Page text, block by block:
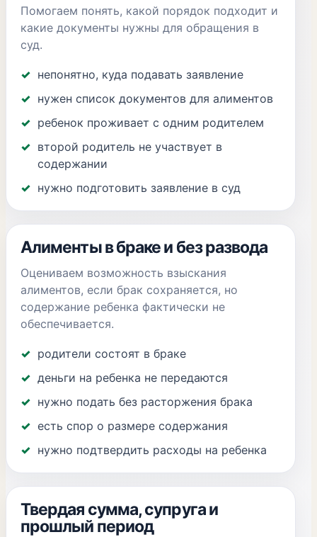
Помогаем понять, какой порядок подходит и
какие документы нужны для обращения в
суд.
непонятно, куда подавать заявление
нужен список документов для алиментов
ребенок проживает с одним родителем
второй родитель не участвует в
содержании
нужно подготовить заявление в суд
Алименты в браке и без развода
Оцениваем возможность взыскания
алиментов, если брак сохраняется, но
содержание ребенка фактически не
обеспечивается.
родители состоят в браке
деньги на ребенка не передаются
нужно подать без расторжения брака
есть спор о размере содержания
нужно подтвердить расходы на ребенка
Твердая сумма, супруга и
прошлый период